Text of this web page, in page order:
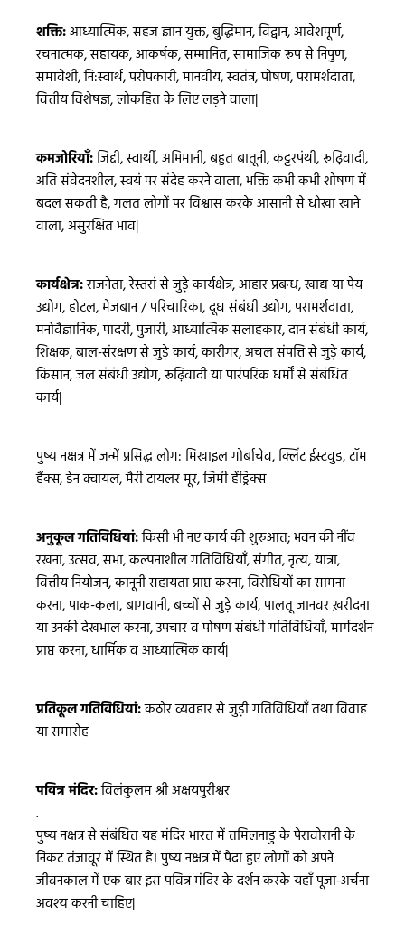
शक्ति:आध्यात्मिक, सहज ज्ञान युक्त, बुद्धिमान, विद्वान, आवेशपूर्ण,
रचनात्मक, सहायक, आकर्षक, सम्मानित, सामाजिक रूप से निपुण,
समावेशी, नि:स्वार्थ, परोपकारी, मानवीय, स्वतंत्र, पोषण, परामर्शदाता,
वित्तीय विशेषज्ञ, लोकहित के लिए लड़ने वाला|
कमजोरियाँ:जिद्दी, स्वार्थी, अभिमानी, बहुत बातूनी, कट्टरपंथी, रूढ़िवादी,
अति संवेदनशील, स्वयं पर संदेह करने वाला, भक्ति कभी कभी शोषण में
बदल सकती है, गलत लोगों पर विश्वास करके आसानी से धोखा खाने
वाला, असुरक्षित भाव|
कार्यक्षेत्र:राजनेता, रेस्तरां से जुड़े कार्यक्षेत्र, आहार प्रबन्ध, खाद्य या पेय
उद्योग, होटल, मेजबान / परिचारिका, दूध संबंधी उद्योग, परामर्शदाता,
मनोवैज्ञानिक, पादरी, पुजारी, आध्यात्मिक सलाहकार, दान संबंधी कार्य,
शिक्षक, बाल-संरक्षण से जुड़े कार्य, कारीगर, अचल संपत्ति से जुड़े कार्य,
किसान, जल संबंधी उद्योग, रूढ़िवादी या पारंपरिक धर्मों से संबंधित
कार्य|
पुष्य नक्षत्र में जन्में प्रसिद्ध लोग: मिखाइल गोर्बाचेव, क्लिंट ईस्टवुड, टॉम
हैंक्स, डेन क्वायल, मैरी टायलर मूर, जिमी हेंड्रिक्स
अनुकूल गतिविधियां:किसी भी नए कार्य की शुरुआत; भवन की नींव
रखना, उत्सव, सभा, कल्पनाशील गतिविधियाँ, संगीत, नृत्य, यात्रा,
वित्तीय नियोजन, कानूनी सहायता प्राप्त करना, विरोधियों का सामना
करना, पाक-कला, बागवानी, बच्चों से जुड़े कार्य, पालतू जानवर ख़रीदना
या उनकी देखभाल करना, उपचार व पोषण संबंधी गतिविधियाँ, मार्गदर्शन
प्राप्त करना, धार्मिक व आध्यात्मिक कार्य|
प्रतिकूल गतिविधियां:कठोर व्यवहार से जुड़ी गतिविधियाँ तथा विवाह
या समारोह
पवित्र मंदिर:विलंकुलम श्री अक्षयपुरीश्वर
.
पुष्य नक्षत्र से संबंधित यह मंदिर भारत में तमिलनाडु के पेरावोरानी के
निकट तंजावूर में स्थित है। पुष्य नक्षत्र में पैदा हुए लोगों को अपने
जीवनकाल में एक बार इस पवित्र मंदिर के दर्शन करके यहाँ पूजा-अर्चना
अवश्य करनी चाहिए|